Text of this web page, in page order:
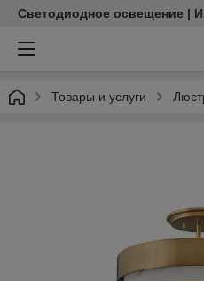
Светодиодное освещение |
Товары и услуги